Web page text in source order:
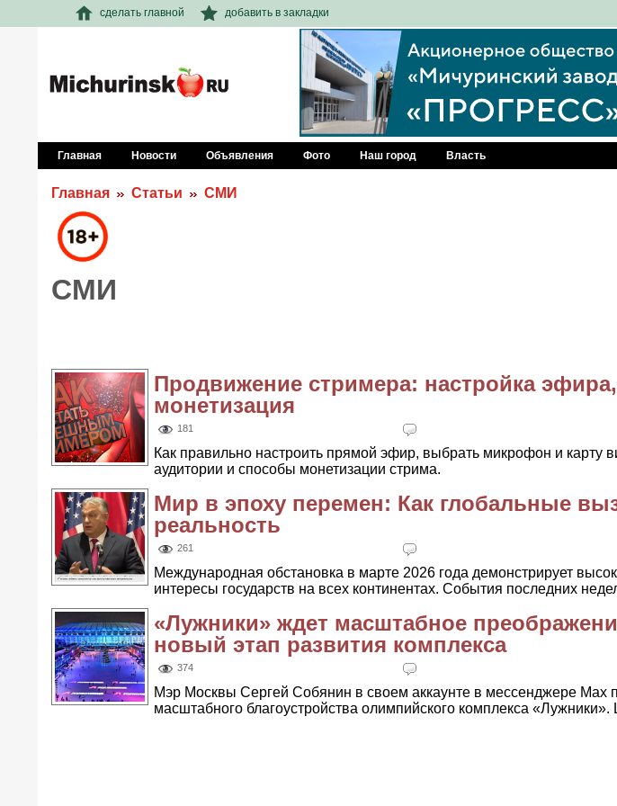
сделать главной добавить в закладки
Главная Новости Объявления Фото Наш город Власть
Главная Статьи СМИ
СМИ
Продвижение стримера: настройка
монетизация
181
Как правильно настроить прямой эфир, выбрать микрофон и карту
аудитории и способы монетизации стрима.
Мир в эпоху перемен: Как глобальные
реальность
261
Международная обстановка в марте 2026 года демонстрирует
интересы государств на всех континентах. События последних
«Лужники» ждет масштабное
новый этап развития комплекса
374
Мэр Москвы Сергей Собянин в своем аккаунте в мессенджере
масштабного благоустройства олимпийского комплекса «Лужники».